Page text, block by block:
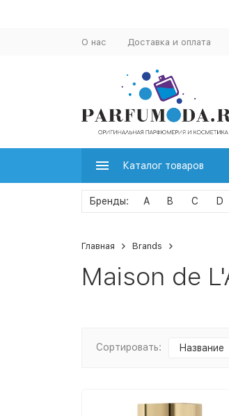
О нас Доставка и оплата
Каталог товаров
A B C D
Главная Brands
Maison de
Сортировать: Название